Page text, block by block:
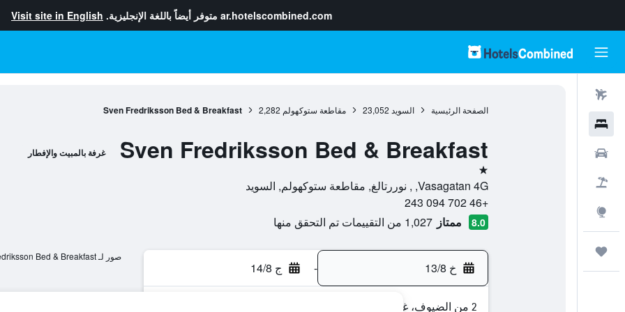
ar.hotelscombined.com متوفر أيضاً باللغة الإنجليزية. Visit site in English
الصفحة الرئيسية السويد 23,052 مقاطعة ستوكهولم 2,282
Sven Fredriksson Bed & Breakfast
Sven Fredriksson Bed & Breakfast غرفة بالمبيت والإفطار
نجمة واحدة
Vasagatan 4G, , نوررتالغ, مقاطعة ستوكهولم, السويد
+46 702 094 243
8.0 ممتاز 1,027 من التقييمات تم التحقق منها
خ 13/8 - ج 14/8
2 من الضيوف، غرفة واحدة
صور لـ Sven Fredriksson Bed & Breakfast